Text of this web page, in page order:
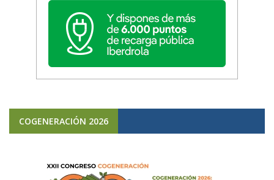
COGENERACIÓN 2026